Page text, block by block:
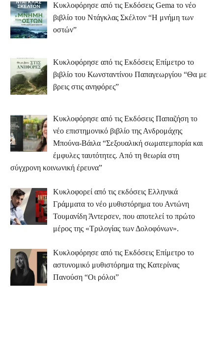
Κυκλοφόρησε από τις Εκδόσεις Gema το νέο
βιβλίο του Ντάγκλας Σκέλτον “Η μνήμη των
οστών”
Κυκλοφόρησε από τις Εκδόσεις Επίμετρο το
βιβλίο του Κωνσταντίνου Παπαγεωργίου “Θα με
βρεις στις ανηφόρες”
Κυκλοφόρησε από τις Εκδόσεις Παπαζήση το
νέο επιστημονικό βιβλίο της Ανδρομάχης
Μπούνα-Βάιλα “Σεξουαλική σωματεμπορία και
έμφυλες ταυτότητες. Από τη θεωρία στη
σύγχρονη κοινωνική έρευνα”
Κυκλοφορεί από τις εκδόσεις Ελληνικά
Γράμματα το νέο μυθιστόρημα του Αντώνη
Τουμανίδη Άντερσεν, που αποτελεί το πρώτο
μέρος της «Τριλογίας των Δολοφόνων».
Κυκλοφόρησε από τις Εκδόσεις Επίμετρο το
αστυνομικό μυθιστόρημα της Κατερίνας
Πανούση “Οι ρόλοι”